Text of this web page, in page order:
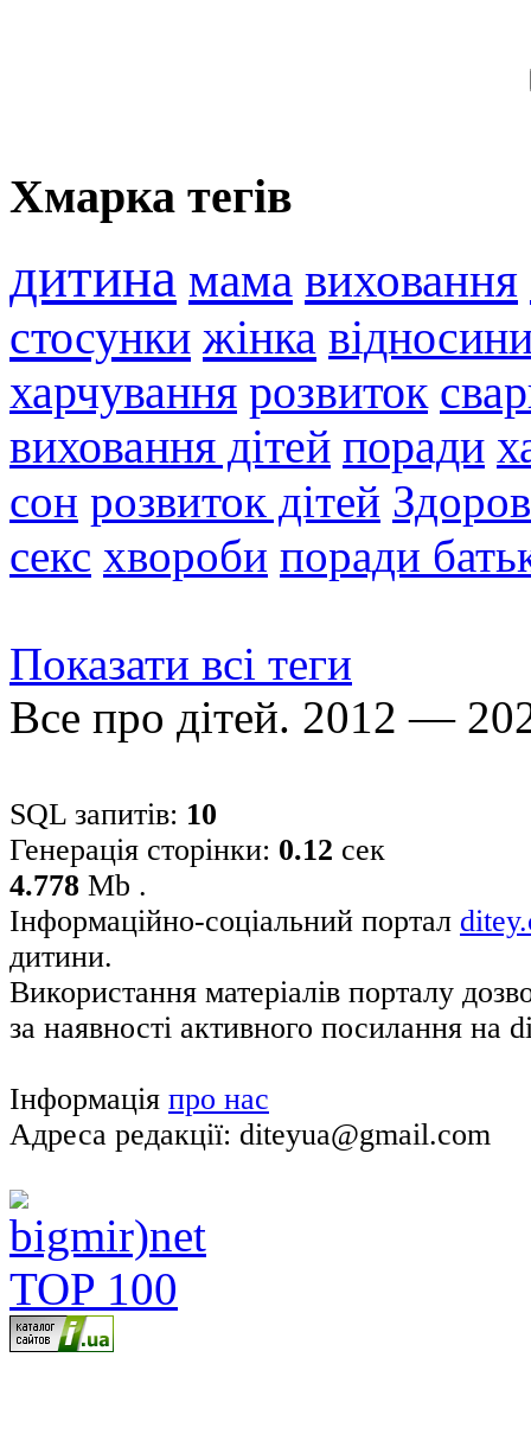
Хмарка тегів
дитина мама виховання
стосунки жінка
харчування розвиток
виховання дітей поради
сон розвиток дітей
секс хвороби поради
Показати всі теги
Все про дітей. 2012 —
SQL запитів: 10
Генерація сторінки: 0.12 сек
4.778 Mb .
Інформаційно-соціальний портал
дитини.
Використання матеріалів порталу
за наявності активного посилання на
Інформація про нас
Адреса редакції: diteyua@gmail.com